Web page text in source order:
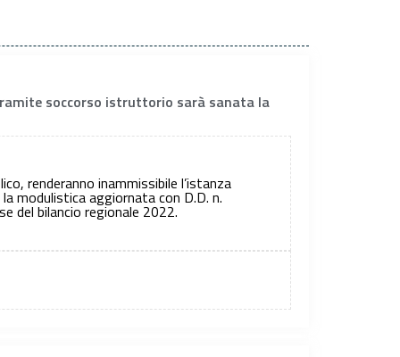
soccorso istruttorio sarà sanata la
renderanno inammissibile l’istanza
modulistica aggiornata con D.D. n.
del bilancio regionale 2022.